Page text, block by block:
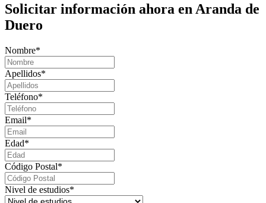
Solicitar información ahora en Aranda de
Duero
Nombre*
Apellidos*
Teléfono*
Email*
Edad*
Código Postal*
Nivel de estudios*